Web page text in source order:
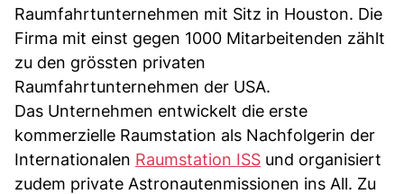
Raumfahrtunternehmen mit Sitz in Houston. Die
Firma mit einst gegen 1000 Mitarbeitenden zählt
zu den grössten privaten
Raumfahrtunternehmen der USA.
Das Unternehmen entwickelt die erste
kommerzielle Raumstation als Nachfolgerin der
Internationalen Raumstation ISS und organisiert
zudem private Astronautenmissionen ins All. Zu